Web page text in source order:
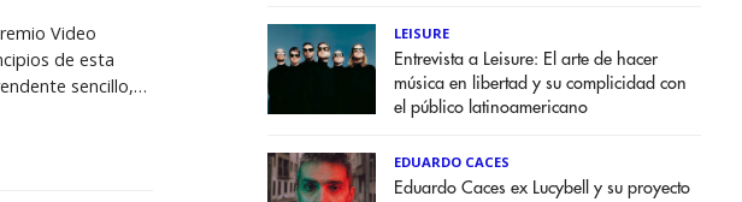
Video
de esta
sencillo,
son
LEISURE
Entrevista a Leisure: El arte de hacer
música en libertad y su complicidad con
el público latinoamericano
EDUARDO CACES
Eduardo Caces ex Lucybell y su proyecto